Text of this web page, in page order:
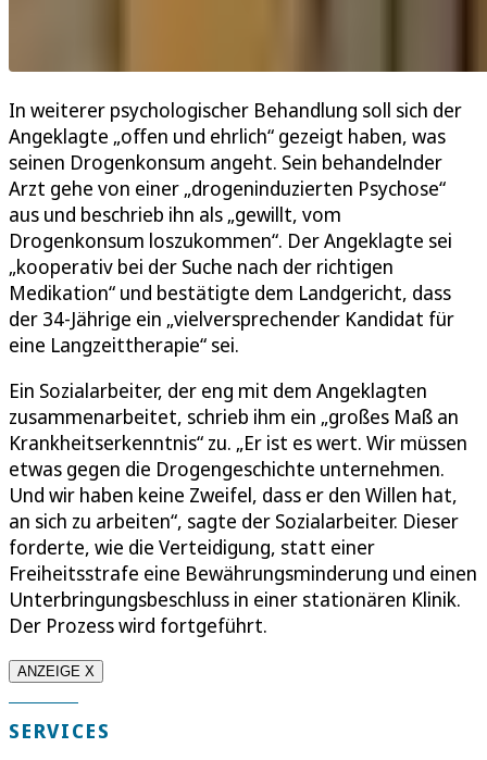
In weiterer psychologischer Behandlung soll sich der
Angeklagte „offen und ehrlich“ gezeigt haben, was
seinen Drogenkonsum angeht. Sein behandelnder
Arzt gehe von einer „drogeninduzierten Psychose“
aus und beschrieb ihn als „gewillt, vom
Drogenkonsum loszukommen“. Der Angeklagte sei
„kooperativ bei der Suche nach der richtigen
Medikation“ und bestätigte dem Landgericht, dass
der 34-Jährige ein „vielversprechender Kandidat für
eine Langzeittherapie“ sei.
Ein Sozialarbeiter, der eng mit dem Angeklagten
zusammenarbeitet, schrieb ihm ein „großes Maß an
Krankheitserkenntnis“ zu. „Er ist es wert. Wir müssen
etwas gegen die Drogengeschichte unternehmen.
Und wir haben keine Zweifel, dass er den Willen hat,
an sich zu arbeiten“, sagte der Sozialarbeiter. Dieser
forderte, wie die Verteidigung, statt einer
Freiheitsstrafe eine Bewährungsminderung und einen
Unterbringungsbeschluss in einer stationären Klinik.
Der Prozess wird fortgeführt.
ANZEIGE X
SERVICES